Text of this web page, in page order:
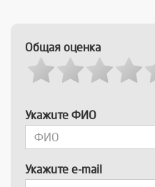
Общая оценка
Укажите ФИО
Укажите e-mail